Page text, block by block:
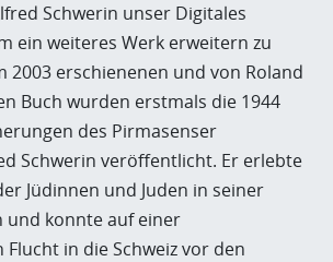
Schwerin unser Digitales
ein weiteres Werk erweitern zu
2003 erschienenen und von Roland
Buch wurden erstmals die 1944
des Pirmasenser
Schwerin veröffentlicht. Er erlebte
Jüdinnen und Juden in seiner
und konnte auf einer
in die Schweiz vor den